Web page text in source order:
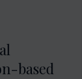
based